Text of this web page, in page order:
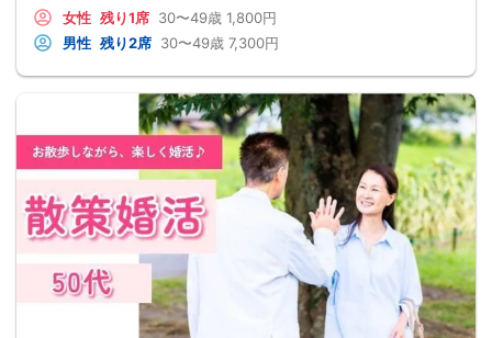
女性 残り1席 30〜49歳 1,800円
男性 残り2席 30〜49歳 7,300円